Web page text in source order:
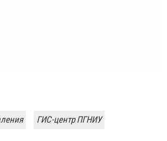
ГИС-центр ПГНИУ